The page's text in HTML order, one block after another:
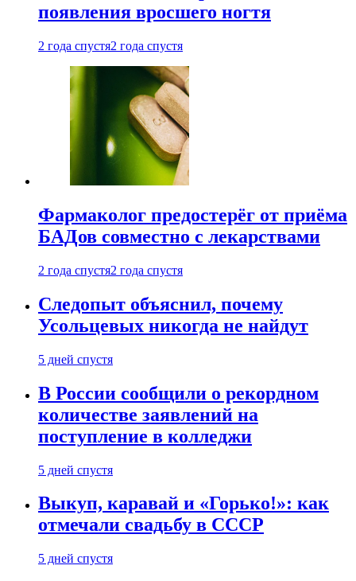
появления вросшего ногтя
2 года спустя2 года спустя
Фармаколог предостерёг от приёма
БАДов совместно с лекарствами
2 года спустя2 года спустя
Следопыт объяснил, почему
Усольцевых никогда не найдут
5 дней спустя
В России сообщили о рекордном
количестве заявлений на
поступление в колледжи
5 дней спустя
Выкуп, каравай и «Горько!»: как
отмечали свадьбу в СССР
5 дней спустя